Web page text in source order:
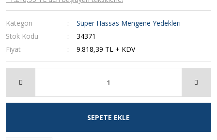
Kategori
Süper Hassas Mengene Yedekleri
Stok Kodu
34371
Fiyat
9.818,39 TL + KDV
SEPETE EKLE